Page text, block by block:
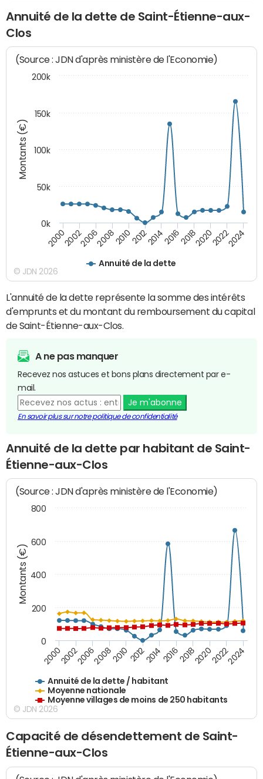
Annuité de la dette de Saint-Étienne-aux-
Clos
Montants (€)
(Source : JDN d'après ministère de l'Economie)
Annuité de la dette
200020022006200820102012201420162018202020222024
0k
50k
100k
150k
200k
© JDN 2026
L'annuité de la dette représente la somme des intérêts
d'emprunts et du montant du remboursement du capital
de Saint-Étienne-aux-Clos.
A ne pas manquer
Recevez nos astuces et bons plans directement par e-
mail.
Je m'abonne
En savoir plus sur notre politique de confidentialité
Annuité de la dette par habitant de Saint-
Étienne-aux-Clos
Montants (€)
(Source : JDN d'après ministère de l'Economie)
Annuité de la dette / habitant
Moyenne nationale
Moyenne villages de moins de 250 habitants
20002002200620082010 2012201420162018202020222024
0
200
400
600
800
© JDN 2026
Capacité de désendettement de Saint-
Étienne-aux-Clos